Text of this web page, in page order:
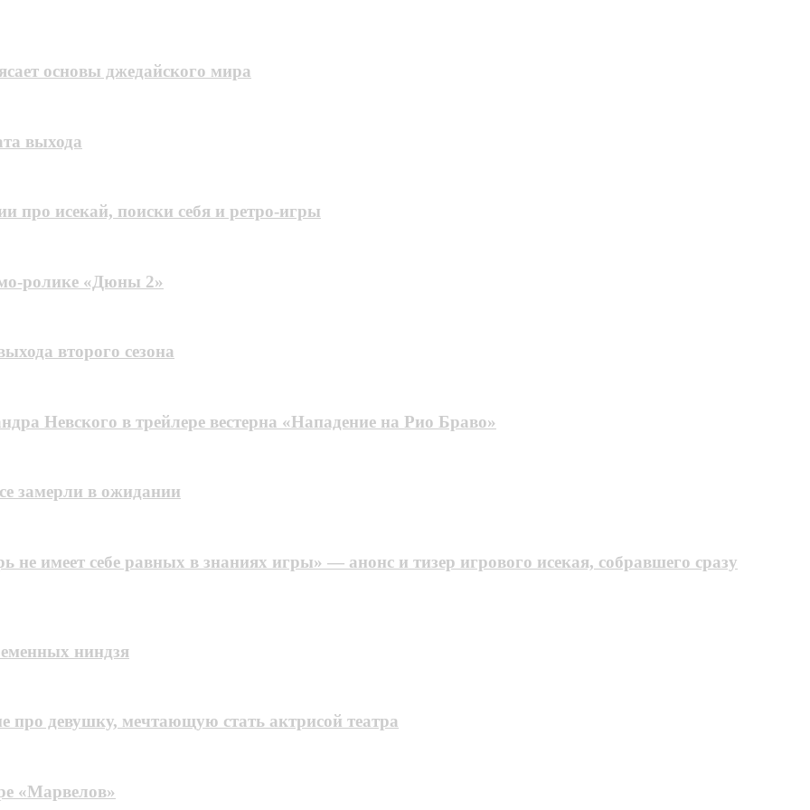
основы джедайского мира
выхода
про исекай, поиски себя и ретро-игры
ролике «Дюны 2»
второго сезона
Невского в трейлере вестерна «Нападение на Рио Браво»
замерли в ожидании
имеет себе равных в знаниях игры» — анонс и тизер игрового исекая, собравшего сразу
ниндзя
про девушку, мечтающую стать актрисой театра
«Марвелов»